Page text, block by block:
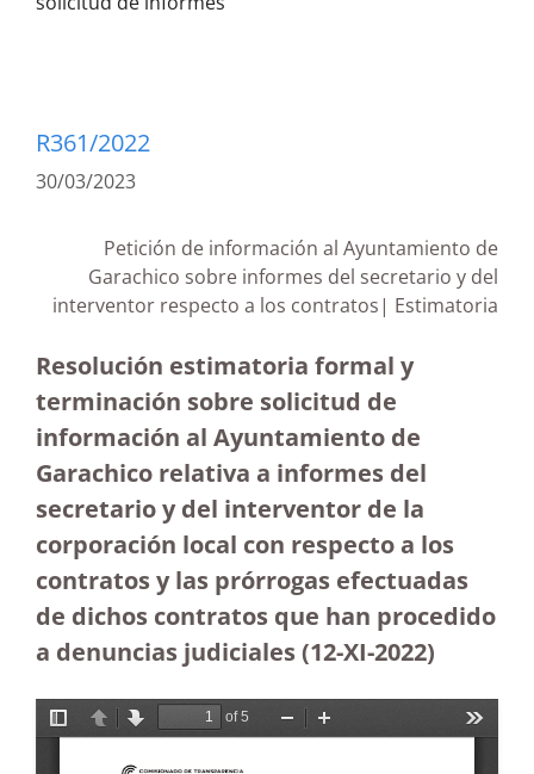
R361/2022
30/03/2023
Petición de información al Ayuntamiento de
Garachico sobre informes del secretario y del
interventor respecto a los contratos| Estimatoria
Resolución estimatoria formal y
terminación sobre solicitud de
información al Ayuntamiento de
Garachico relativa a informes del
secretario y del interventor de la
corporación local con respecto a los
contratos y las prórrogas efectuadas
de dichos contratos que han procedido
a denuncias judiciales (12-XI-2022)